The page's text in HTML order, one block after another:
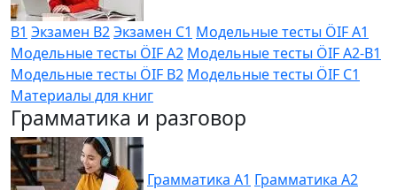
B1 Экзамен B2Экзамен C1 Модельные тесты ÖIF A1
Модельные тесты ÖIF A2 Модельные тесты ÖIF A2-B1
Модельные тесты ÖIF B2 Модельные тесты ÖIF C1
Материалы для книг
Грамматика и разговор
Грамматика A1 Грамматика A2